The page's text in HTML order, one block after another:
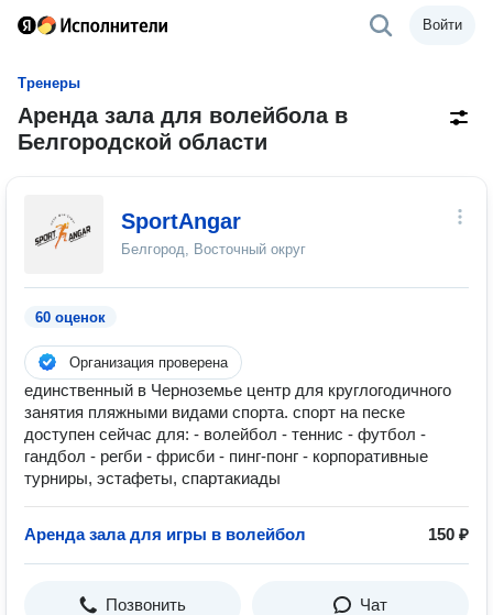
Войти
Тренеры
Аренда зала для волейбола в
Белгородской области
SportAngar
Белгород, Восточный округ
60 оценок
Организация проверена
единственный в Черноземье центр для круглогодичного
занятия пляжными видами спорта. спорт на песке
доступен сейчас для: - волейбол - теннис - футбол -
гандбол - регби - фрисби - пинг-понг - корпоративные
турниры, эстафеты, спартакиады
Аренда зала для игры в волейбол 150 ₽
Позвонить Чат